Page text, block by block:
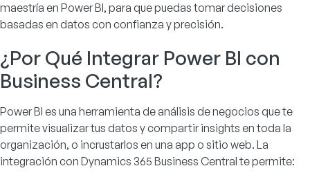
maestría en Power BI, para que puedas tomar decisiones
basadas en datos con confianza y precisión.
¿Por Qué Integrar Power BI con
Business Central?
Power BI es una herramienta de análisis de negocios que te
permite visualizar tus datos y compartir insights en toda la
organización, o incrustarlos en una app o sitio web. La
integración con Dynamics 365 Business Central te permite: